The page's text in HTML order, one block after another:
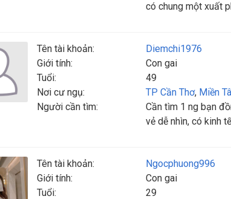
có chung một xuất
Tên tài khoản:
Diemchi1976
Giới tính:
Con gai
Tuổi:
49
Nơi cư ngụ:
TP Cần Thơ, Miền
Người cần tìm:
Cần tìm 1 ng bạn
vẻ dễ nhìn, có kinh
Tên tài khoản:
Ngocphuong996
Giới tính:
Con gai
Tuổi:
29